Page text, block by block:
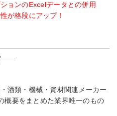
ョンのExcelデータとの併用
が格段にアップ！
――
酒類・機械・資材関連メーカー
概要をまとめた業界唯一のもの